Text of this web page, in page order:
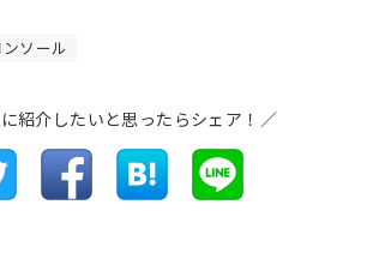
ソール
紹介したいと思ったらシェア！／